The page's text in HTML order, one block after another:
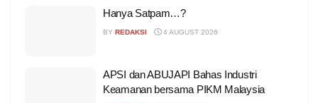
Hanya Satpam…?
BY REDAKSI 4 AUGUST 2026
APSI dan ABUJAPI Bahas Industri
Keamanan bersama PIKM Malaysia